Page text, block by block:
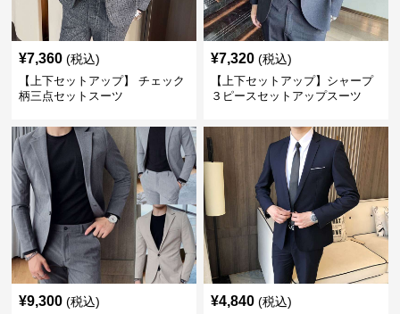
¥7,360 (税込)
【上下セットアップ】 チェック
柄三点セットスーツ
¥7,320 (税込)
【上下セットアップ】シャープ
３ピースセットアップスーツ
¥9,300 (税込) ¥4,840 (税込)